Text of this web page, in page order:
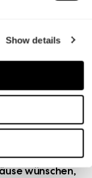
Show details
davon zwei
RGB
– sticht
Mit seiner
Luft- oder
für High-
wünschen,